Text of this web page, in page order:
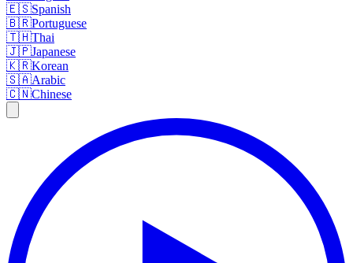
🇪🇸Spanish
🇧🇷Portuguese
🇹🇭Thai
🇯🇵Japanese
🇰🇷Korean
🇸🇦Arabic
🇨🇳Chinese